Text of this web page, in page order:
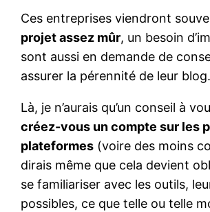
Ces entreprises viendront
projet assez mûr, un besoin
sont aussi en demande de
assurer la pérennité de leur blog.
Là, je n’aurais qu’un conseil à
créez-vous un compte sur les
plateformes (voire des moins
dirais même que cela devient
se familiariser avec les outils,
possibles, ce que telle ou telle